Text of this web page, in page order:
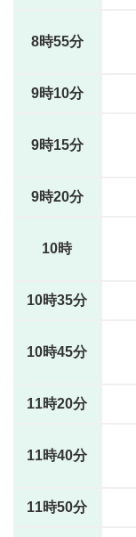
8時55分
9時10分
9時15分
9時20分
10時
10時35分
10時45分
11時20分
11時40分
11時50分